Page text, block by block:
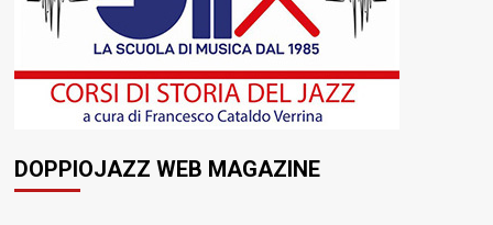
DOPPIOJAZZ WEB MAGAZINE